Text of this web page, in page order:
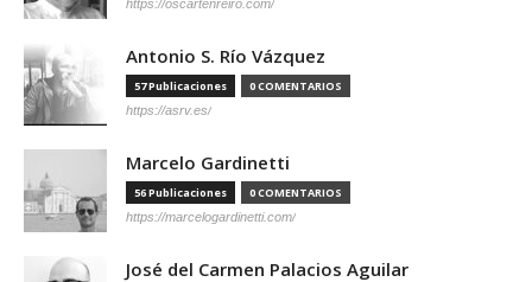
https://oscartenreiro.com/
Antonio S. Río Vázquez
57 Publicaciones 0 COMENTARIOS
https://asrv.es/
Marcelo Gardinetti
56 Publicaciones 0 COMENTARIOS
https://marcelogardinetti.com/
José del Carmen Palacios Aguilar